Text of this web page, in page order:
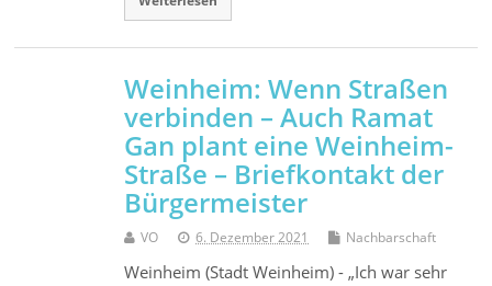
Weinheim: Wenn Straßen
verbinden – Auch Ramat
Gan plant eine Weinheim-
Straße – Briefkontakt der
Bürgermeister
VO 6. Dezember 2021 Nachbarschaft
Weinheim (Stadt Weinheim) - „Ich war sehr